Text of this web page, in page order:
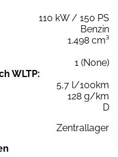
110 kW / 150 PS
Benzin
1.498 cm³
1 (None)
WLTP:
5,7 l/100km
128 g/km
D
Zentrallager